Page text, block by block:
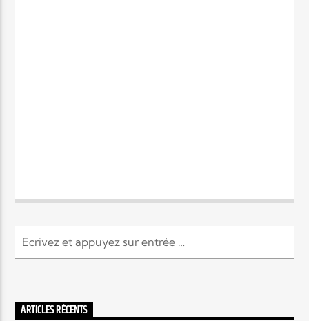
ARTICLES RÉCENTS